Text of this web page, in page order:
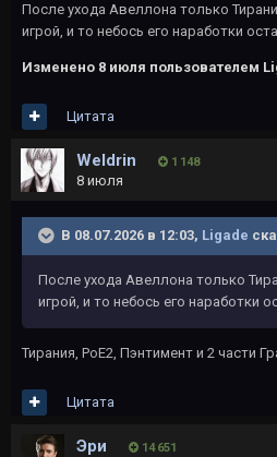
После ухода Авеллона только
игрой, и то небось его наработки
Изменено 8 июля пользователем
Цитата
Weldrin 1 148
8 июля
В 08.07.2026 в 12:03, Ligade
После ухода Авеллона только
игрой, и то небось его наработки
Тирания, РоЕ2, Пэнтимент и 2 части
Цитата
Эри 14 651